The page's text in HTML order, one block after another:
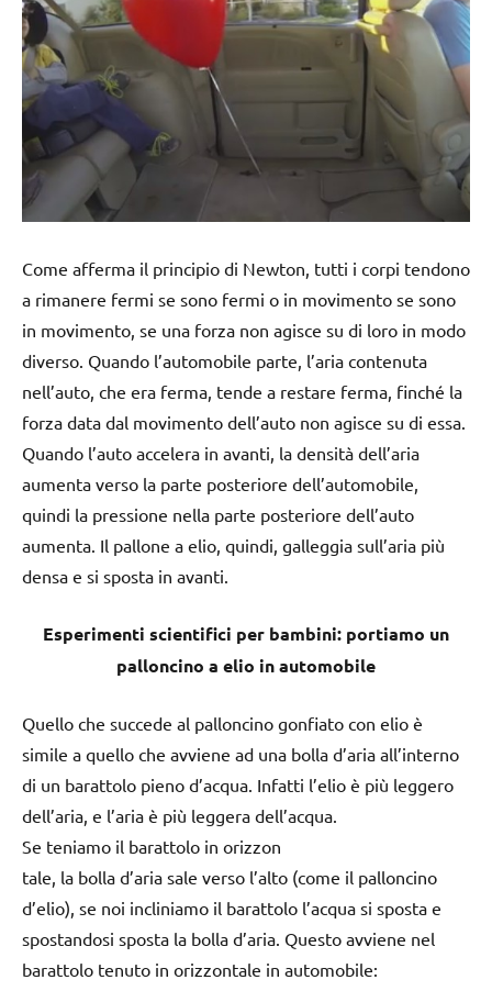
Come afferma il principio di Newton, tutti i corpi tendono
a rimanere fermi se sono fermi o in movimento se sono
in movimento, se una forza non agisce su di loro in modo
diverso. Quando l’automobile parte, l’aria contenuta
nell’auto, che era ferma, tende a restare ferma, finché la
forza data dal movimento dell’auto non agisce su di essa.
Quando l’auto accelera in avanti, la densità dell’aria
aumenta verso la parte posteriore dell’automobile,
quindi la pressione nella parte posteriore dell’auto
aumenta. Il pallone a elio, quindi, galleggia sull’aria più
densa e si sposta in avanti.
Esperimenti scientifici per bambini: portiamo un
palloncino a elio in automobile
Quello che succede al palloncino gonfiato con elio è
simile a quello che avviene ad una bolla d’aria all’interno
di un barattolo pieno d’acqua. Infatti l’elio è più leggero
dell’aria, e l’aria è più leggera dell’acqua.
Se teniamo il barattolo in orizzon
tale, la bolla d’aria sale verso l’alto (come il palloncino
d’elio), se noi incliniamo il barattolo l’acqua si sposta e
spostandosi sposta la bolla d’aria. Questo avviene nel
barattolo tenuto in orizzontale in automobile: